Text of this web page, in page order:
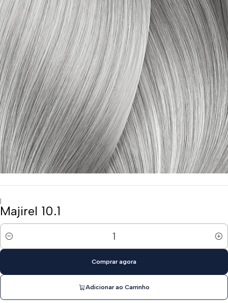
|
Majirel 10.1
Quantidade
Adicionar ao Carrinho
Comprar agora